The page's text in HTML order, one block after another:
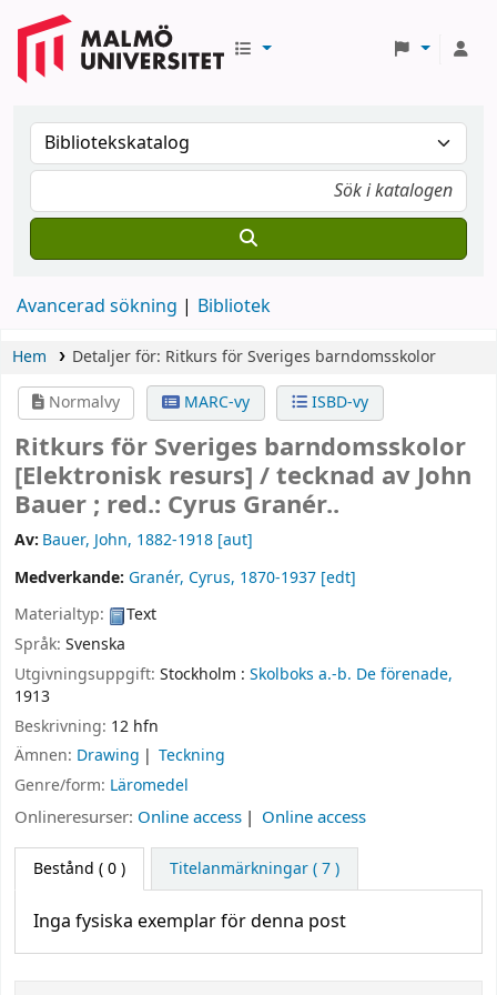
Avancerad sökning Bibliotek
Hem Detaljer för: Ritkurs för Sveriges barndomsskolor
Normalvy
MARC-vy ISBD-vy
Ritkurs för Sveriges barndomsskolor
[Elektronisk resurs] /tecknad av John
Bauer ; red.: Cyrus Granér..
Av: Bauer, John, 1882-1918 [aut]
Medverkande: Granér, Cyrus, 1870-1937 [edt]
Materialtyp:
Text
Språk: Svenska
Utgivningsuppgift: Stockholm : Skolboks a.-b. De förenade,
1913
Beskrivning: 12 hfn
Ämnen: Drawing
Teckning
Genre/form: Läromedel
Onlineresurser: Online access Online access
Bestånd ( 0 ) Titelanmärkningar ( 7 )
Inga fysiska exemplar för denna post